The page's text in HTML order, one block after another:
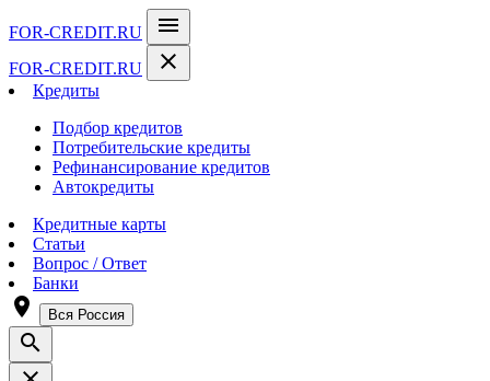
FOR-CREDIT.RU menu
FOR-CREDIT.RU close
Кредиты
Подбор кредитов
Потребительские кредиты
Рефинансирование кредитов
Автокредиты
Кредитные карты
Статьи
Вопрос / Ответ
Банки
room Вся Россия
search